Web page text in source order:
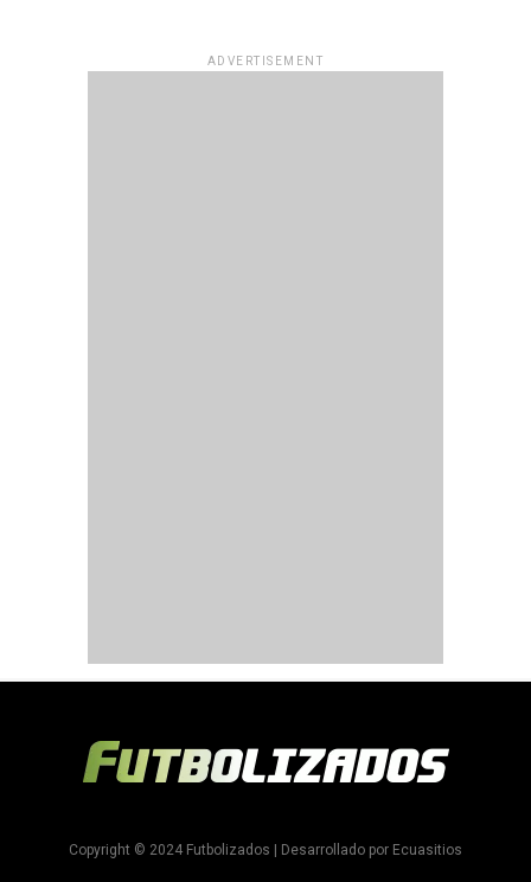
ADVERTISEMENT
Copyright © 2024 Futbolizados | Desarrollado por Ecuasitios